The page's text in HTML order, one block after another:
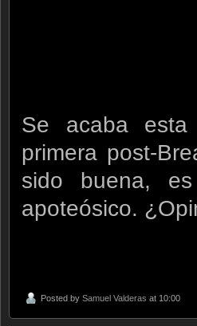
Se acaba
primera post-
sido buena,
apoteósico.
Posted by Samuel Valderas at 10:00